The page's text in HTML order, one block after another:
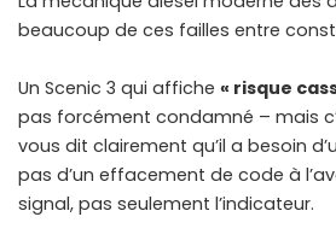
beaucoup de ces failles entre
Un Scenic 3 qui affiche « risque
pas forcément condamné – mais
vous dit clairement qu’il a besoin
pas d’un effacement de code à
signal, pas seulement l’indicateur.